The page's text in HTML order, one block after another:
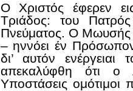
Ο Χριστός έφερεν
Τριάδος: του
Πνεύματος. Ο Μωυσής
– ηννόει έν
δι’ αυτόν
απεκαλύφθη ότι ο
Υποστάσεις